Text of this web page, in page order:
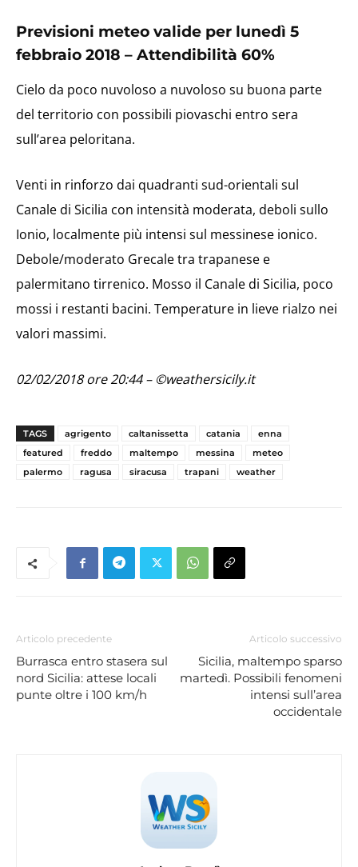
Previsioni meteo valide per lunedì 5
febbraio 2018 – Attendibilità 60%
Cielo da poco nuvoloso a nuvoloso su buona parte
del territorio con possibili piovaschi entro sera
sull’area peloritana.
Venti in rinforzo dai quadranti sud-orientali sul
Canale di Sicilia con intensità moderata, deboli sullo
Ionio, localmente più intensi sul messinese ionico.
Debole/moderato Grecale tra trapanese e
palermitano tirrenico. Mosso il Canale di Sicilia, poco
mossi i restanti bacini. Temperature in lieve rialzo nei
valori massimi.
02/02/2018 ore 20:44 – ©weathersicily.it
TAGS agrigento caltanissetta catania
enna
featured
freddo maltempo messina
meteo
palermo
ragusa siracusa trapani weather
Articolo precedente
Burrasca entro stasera sul
nord Sicilia: attese locali
punte oltre i 100 km/h
Articolo successivo
Sicilia, maltempo sparso
martedì. Possibili fenomeni
intensi sull’area
occidentale